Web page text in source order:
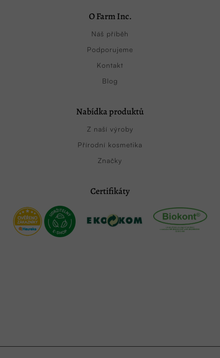
O Farm Inc.
Náš příběh
Podporujeme
Kontakt
Blog
Nabídka produktů
Z naší výroby
Přírodní kosmetika
Značky
Certifikáty